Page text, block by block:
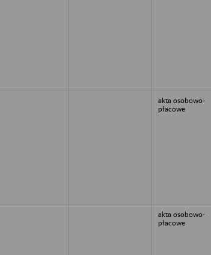
akta osobowo-
płacowe
akta osobowo-
płacowe